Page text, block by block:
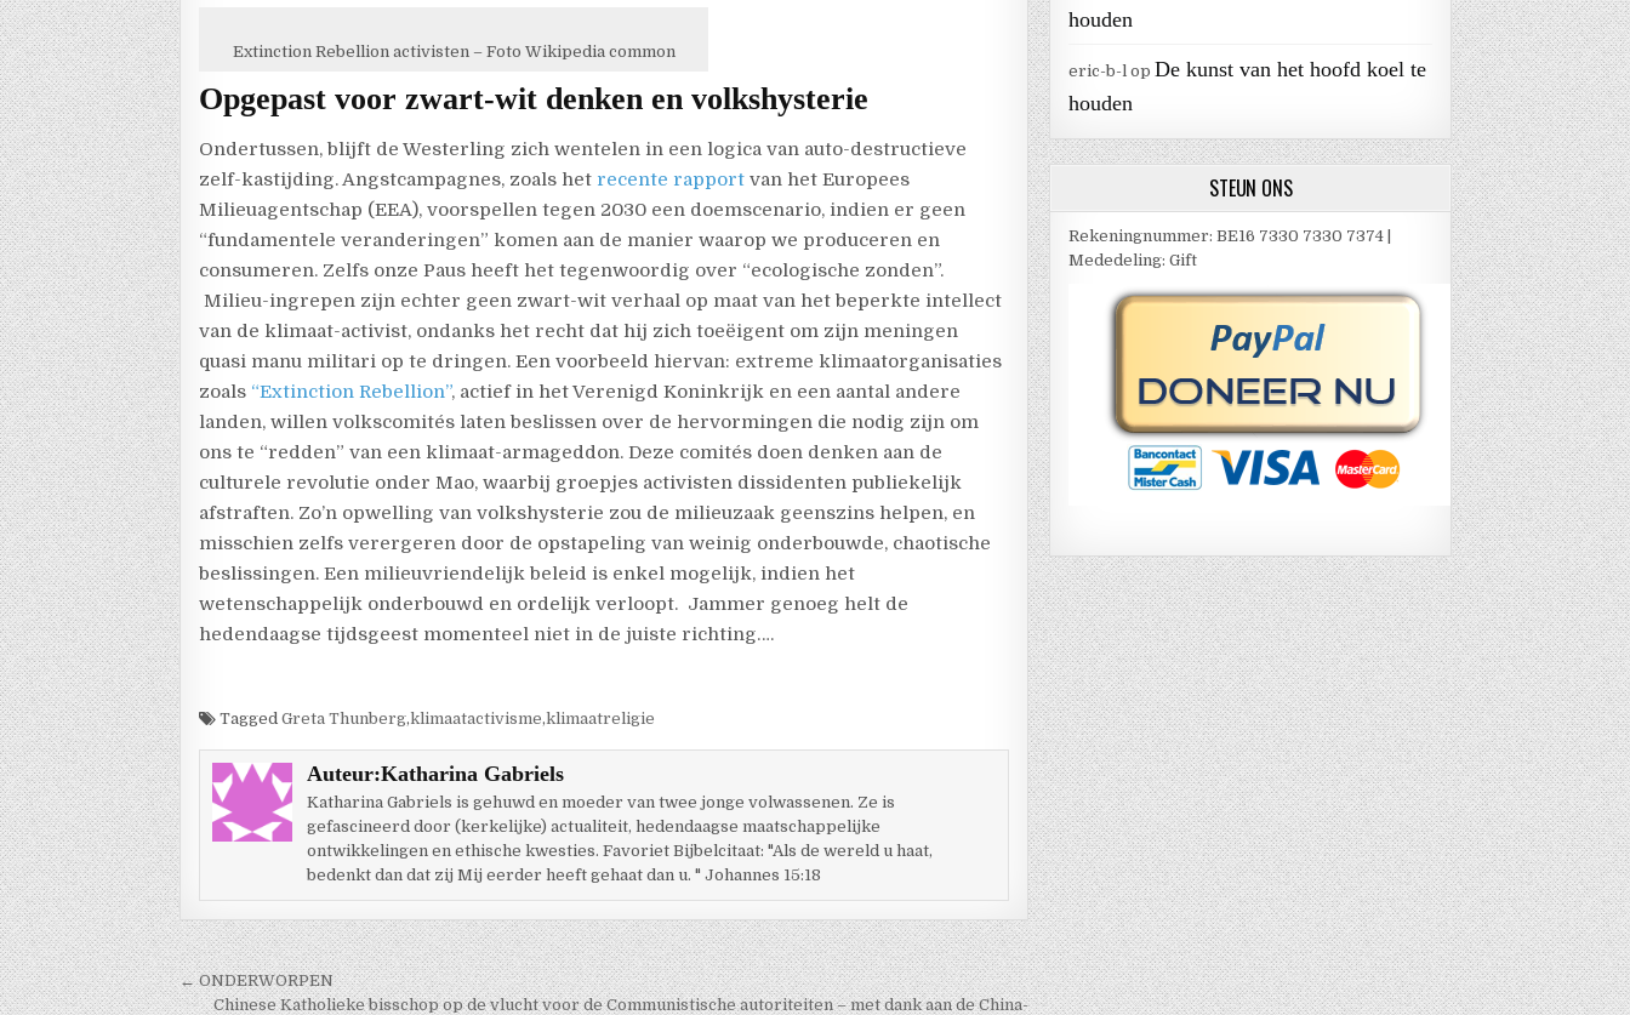
Extinction Rebellion activisten – Foto Wikipedia common
Opgepast voor zwart-wit denken en volkshysterie
Ondertussen, blijft de Westerling zich wentelen in een logica van auto-destructieve
zelf-kastijding. Angstcampagnes, zoals het recente rapport van het Europees
Milieuagentschap (EEA), voorspellen tegen 2030 een doemscenario, indien er geen
“fundamentele veranderingen” komen aan de manier waarop we produceren en
consumeren. Zelfs onze Paus heeft het tegenwoordig over “ecologische zonden”.
Milieu-ingrepen zijn echter geen zwart-wit verhaal op maat van het beperkte intellect
van de klimaat-activist, ondanks het recht dat hij zich toeëigent om zijn meningen
quasi manu militari op te dringen. Een voorbeeld hiervan: extreme klimaatorganisaties
zoals “Extinction Rebellion”, actief in het Verenigd Koninkrijk en een aantal andere
landen, willen volkscomités laten beslissen over de hervormingen die nodig zijn om
ons te “redden” van een klimaat-armageddon. Deze comités doen denken aan de
culturele revolutie onder Mao, waarbij groepjes activisten dissidenten publiekelijk
afstraften. Zo’n opwelling van volkshysterie zou de milieuzaak geenszins helpen, en
misschien zelfs verergeren door de opstapeling van weinig onderbouwde, chaotische
beslissingen. Een milieuvriendelijk beleid is enkel mogelijk, indien het
wetenschappelijk onderbouwd en ordelijk verloopt. Jammer genoeg helt de
hedendaagse tijdsgeest momenteel niet in de juiste richting….
TaggedGreta Thunberg,klimaatactivisme,klimaatreligie
Auteur:Katharina Gabriels
Katharina Gabriels is gehuwd en moeder van twee jonge volwassenen. Ze is
gefascineerd door (kerkelijke) actualiteit, hedendaagse maatschappelijke
ontwikkelingen en ethische kwesties. Favoriet Bijbelcitaat: "Als de wereld u haat,
bedenkt dan dat zij Mij eerder heeft gehaat dan u. " Johannes 15:18
Berichtnavigatie
← ONDERWORPEN
Chinese Katholieke bisschop op de vlucht voor de Communistische autoriteiten – met dank aan de China-
houden
eric-b-l opDe kunst van het hoofd koel te
houden
STEUN ONS
Rekeningnummer: BE16 7330 7330 7374 |
Mededeling: Gift